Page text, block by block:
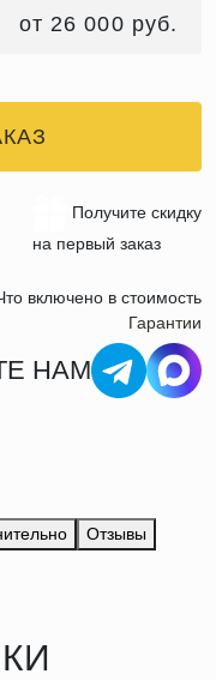
от 26 000 руб.
Получите скидку
на первый заказ
включено в стоимость
Гарантии
НАМ
Отзывы